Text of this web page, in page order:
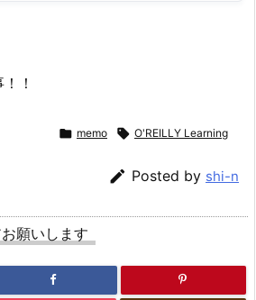
！
 memo  O'REILLY Learning
 Posted by shi-n
願いします